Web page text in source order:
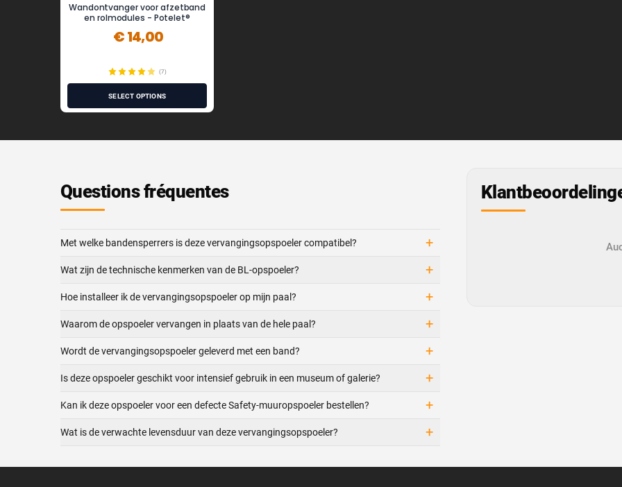
Wandontvanger voor afzetband
en rolmodules - Potelet®
€ 14,00
(7)
SELECT OPTIONS
Questions fréquentes
Met welke bandensperrers is deze vervangingsopspoeler compatibel? +
Wat zijn de technische kenmerken van de BL-opspoeler? +
Hoe installeer ik de vervangingsopspoeler op mijn paal? +
Waarom de opspoeler vervangen in plaats van de hele paal? +
Wordt de vervangingsopspoeler geleverd met een band? +
Is deze opspoeler geschikt voor intensief gebruik in een museum of galerie? +
Kan ik deze opspoeler voor een defecte Safety-muuropspoeler bestellen? +
Wat is de verwachte levensduur van deze vervangingsopspoeler? +